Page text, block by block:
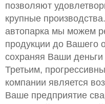
позволяют
крупные
автопарка мы можем
продукции до Вашего
сохраняя Ваши
Третьим,
компании является
Ваше предприятие